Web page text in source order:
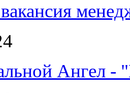
Ангел -